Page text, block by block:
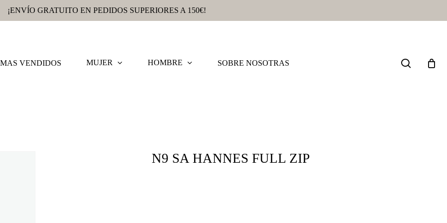
¡ENVÍO GRATUITO EN PEDIDOS SUPERIORES A 150€!
MAS VENDIDOS MUJER HOMBRE SOBRE NOSOTRAS search
N9 SA HANNES FULL ZIP